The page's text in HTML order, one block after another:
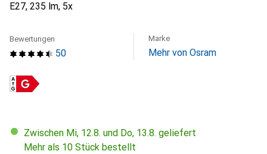
E27, 235 lm, 5x
50
Bewertungen Marke
Mehr von Osram
Zwischen Mi, 12.8. und Do, 13.8. geliefert
Mehr als 10 Stück bestellt